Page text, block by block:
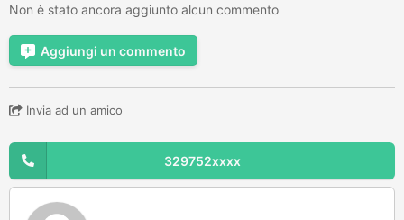
Non è stato ancora aggiunto alcun commento
Aggiungi un commento
Invia ad un amico
329752xxxx